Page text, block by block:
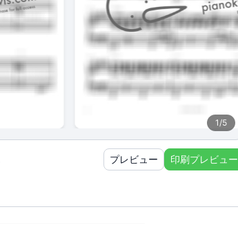
1/5
プレビュー 印刷プレビュー